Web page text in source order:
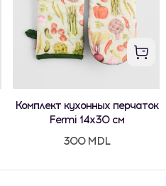
Комплект кухонных перчаток
Fermi 14x30 см
300 MDL